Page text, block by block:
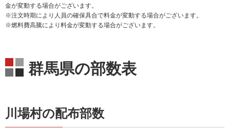
金が変動する場合がございます。
※注文時期により人員の確保具合で料金が変動する場合がございます。
※燃料費高騰により料金が変動する場合がございます。
群馬県の部数表
川場村の配布部数